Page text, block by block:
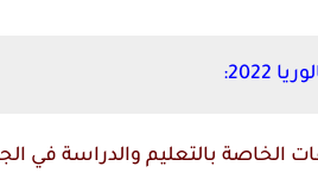
بالتعليم والدراسة في